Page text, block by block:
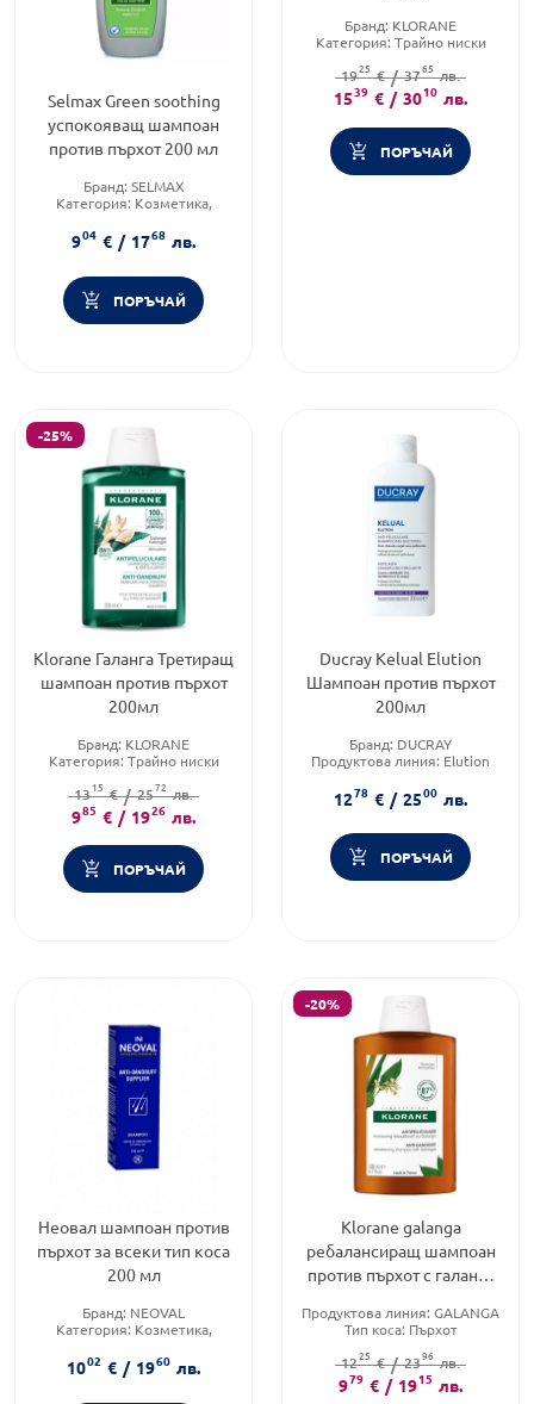
Selmax Green soothing
успокояващ шампоан
против пърхот 200 мл
Бранд: SELMAX
Категория: Козметика,
Тип коса:Пърхот
904 € / 1768 лв.
ПОРЪЧАЙ
Бранд: KLORANE
Категория: Трайно ниски
Форма на продукта:шампоан
1925 € / 3765 лв.
1539 € / 3010 лв.
ПОРЪЧАЙ
-25%
Klorane Галанга Третиращ
шампоан против пърхот
200мл
Бранд: KLORANE
Категория: Трайно ниски
Форма на продукта:шампоан
1315 € / 2572 лв.
985 € / 1926 лв.
ПОРЪЧАЙ
Ducray Kelual Elution
Шампоан против пърхот
200мл
Бранд: DUCRAY
Продуктова линия: Elution
1278 € / 2500 лв.
ПОРЪЧАЙ
Неовал шампоан против
пърхот за всеки тип коса
200 мл
Бранд: NEOVAL
Категория: Козметика,
Форма на продукта: шампоан
1002 € / 1960 лв.
-20%
Klorane galanga
ребалансиращ шампоан
против пърхот с галанга
Продуктова линия: GALANGA
Тип коса: Пърхот
1225 € / 2396 лв.
979 € / 1915 лв.